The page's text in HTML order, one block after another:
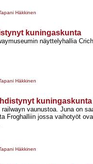
Häkkinen
kuningaskunta
näyttelyhallia
Häkkinen
kuningaskunta
vaunustoa. Juna on
Froghalliin jossa vaihotyöt
Häkkinen